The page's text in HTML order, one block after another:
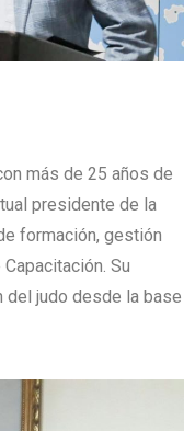
más de 25 años de
presidente de la
formación, gestión
Su
del judo desde la base